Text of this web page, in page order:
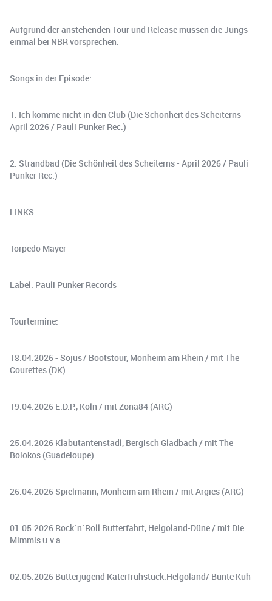
Aufgrund der anstehenden Tour und Release müssen die Jungs
einmal bei NBR vorsprechen.
Songs in der Episode:
1. Ich komme nicht in den Club (Die Schönheit des Scheiterns -
April 2026 / Pauli Punker Rec.)
2. Strandbad (Die Schönheit des Scheiterns - April 2026 / Pauli
Punker Rec.)
LINKS
Torpedo Mayer
Label: Pauli Punker Records
Tourtermine:
18.04.2026 - Sojus7 Bootstour, Monheim am Rhein / mit The
Courettes (DK)
19.04.2026 ⁠E.D.P.⁠, Köln / mit⁠ Zona84⁠ (ARG)
25.04.2026 Klabutantenstadl, Bergisch Gladbach / mit ⁠The
Bolokos⁠ (Guadeloupe)
26.04.2026 ⁠Spielmann⁠, Monheim am Rhein / mit ⁠Argies ⁠(ARG)
01.05.2026 ⁠Rock´n´Roll Butterfahrt⁠, Helgoland-Düne / mit ⁠Die
Mimmis⁠ u.v.a.
02.05.2026 Butterjugend Katerfrühstück.Helgoland/ ⁠Bunte Kuh⁠